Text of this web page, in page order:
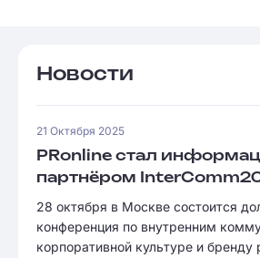
Новости
21 Октября 2025
PRonline стал
партнёром
28 октября в Москве состоится
конференция по внутренним
корпоративной культуре и бренду